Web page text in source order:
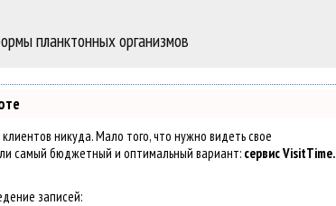
планктонных организмов
никуда. Мало того, что нужно видеть свое
самый бюджетный и оптимальный вариант: сервис VisitTime.
записей: